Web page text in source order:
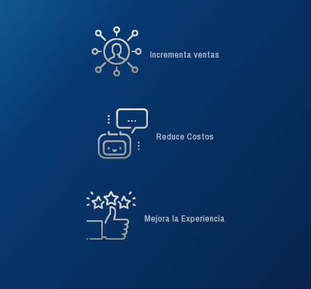
Incrementa ventas
Reduce Costos
Mejora la Experiencia